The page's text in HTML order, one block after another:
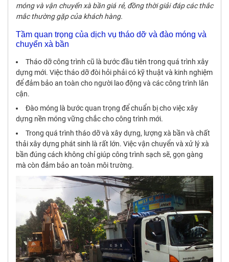
móng và vận chuyển xà bần giá rẻ, đồng thời giải đáp các thắc
mắc thường gặp của khách hàng.
Tầm quan trọng của dịch vụ tháo dỡ và đào móng và
chuyển xà bần
Tháo dỡ công trình cũ là bước đầu tiên trong quá trình xây
dựng mới. Việc tháo dỡ đòi hỏi phải có kỹ thuật và kinh nghiệm
để đảm bảo an toàn cho người lao động và các công trình lân
cận.
Đào móng là bước quan trọng để chuẩn bị cho việc xây
dựng nền móng vững chắc cho công trình mới.
Trong quá trình tháo dỡ và xây dựng, lượng xà bần và chất
thải xây dựng phát sinh là rất lớn. Việc vận chuyển và xử lý xà
bần đúng cách không chỉ giúp công trình sạch sẽ, gọn gàng
mà còn đảm bảo an toàn môi trường.